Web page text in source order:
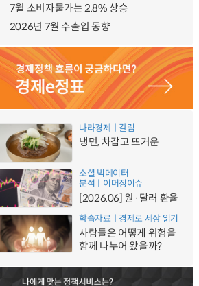
7월 소비자물가는 2.8% 상승
2026년 7월 수출입 동향
나라경제ㅣ칼럼
냉면, 차갑고 뜨거운
소셜 빅데이터
분석ㅣ이머징이슈
[2026.06] 원·달러 환율
학습자료ㅣ경제로 세상 읽기
사람들은 어떻게 위험을
함께 나누어 왔을까?